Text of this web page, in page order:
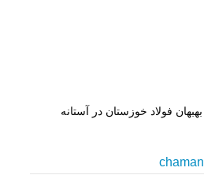
فولاد خوزستان در آستانه